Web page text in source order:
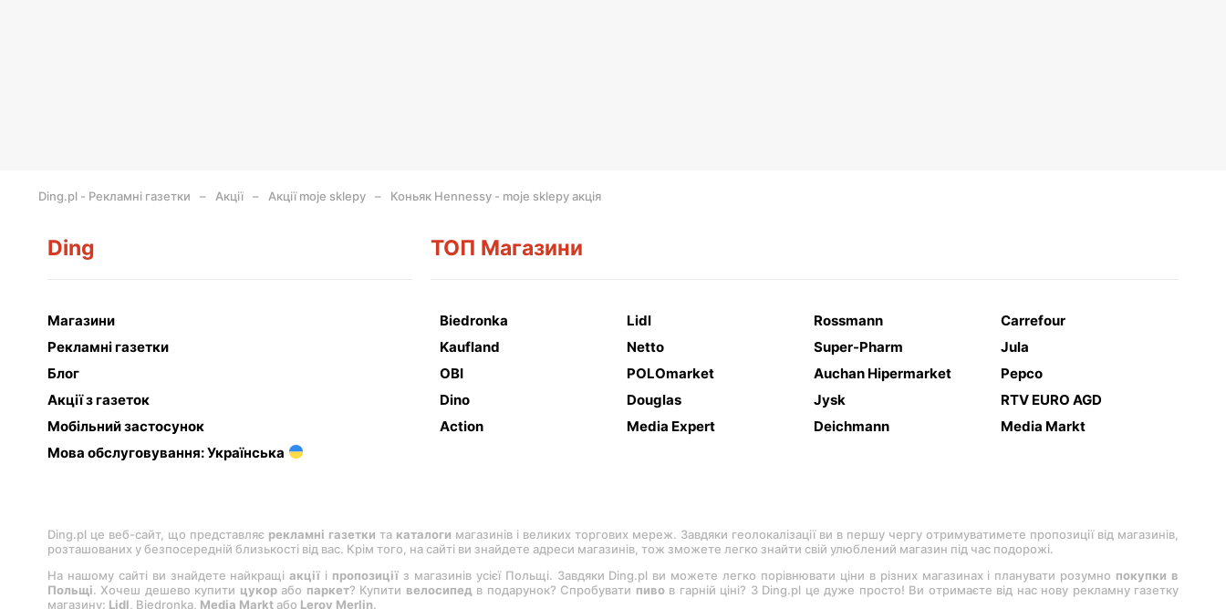
Ding.pl - Рекламні газетки Акції Акції moje sklepy Коньяк Hennessy - moje sklepy акція
Ding
Магазини
Рекламні газетки
Блог
Акції з газеток
Мобільний застосунок
Мова обслуговування: Українська
ТОП Магазини
Biedronka Lidl Rossmann
Carrefour
Kaufland
Netto Super-Pharm
Jula
OBI
POLOmarket Auchan Hipermarket
Pepco
Dino
Douglas Jysk
RTV EURO AGD
Action
Media Expert Deichmann Media Markt
Ding.pl це веб-сайт, що представляє рекламні газетки та каталоги магазинів і великих торгових мереж. Завдяки геолокалізації ви в першу чергу отримуватимете пропозиції від магазинів,
розташованих у безпосередній близькості від вас. Крім того, на сайті ви знайдете адреси магазинів, тож зможете легко знайти свій улюблений магазин під час подорожі.
На нашому сайті ви знайдете найкращіакції і пропозиції з магазинів усієї Польщі. Завдяки Ding.pl ви можете легко порівнювати ціни в різних магазинах і планувати розумно покупки в
Польщі. Хочеш дешево купити цукорабо паркет? Купити велосипедв подарунок? Спробувати пивов гарній ціні? З Ding.pl це дуже просто! Ви отримаєте від нас нову рекламну газетку
магазину: Lіdl, Bіedronka, Medіa Markt або Leroy Merlіn.